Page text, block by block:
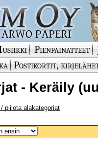
Pienpainatteet
Postikortit,
- Keräily
/ piilota alakategoriat